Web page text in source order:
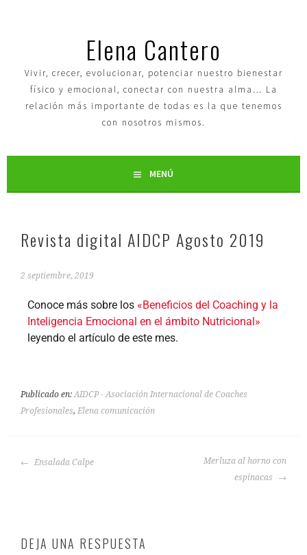
Elena Cantero
Vivir, crecer, evolucionar, potenciar nuestro bienestar
físico y emocional, conectar con nuestra alma… La
relación más importante de todas es la que tenemos
con nosotros mismos.
MENÚ
Revista digital AIDCP Agosto 2019
2 septiembre, 2019
Conoce más sobre los «Beneficios del Coaching y la
Inteligencia Emocional en el ámbito Nutricional»
leyendo el artículo de este mes.
Publicado en:AIDCP - Asociación Internacional de Coaches
Profesionales,Elena comunicación
Ensalada Calpe
Merluza al horno con
espinacas
DEJA UNA RESPUESTA